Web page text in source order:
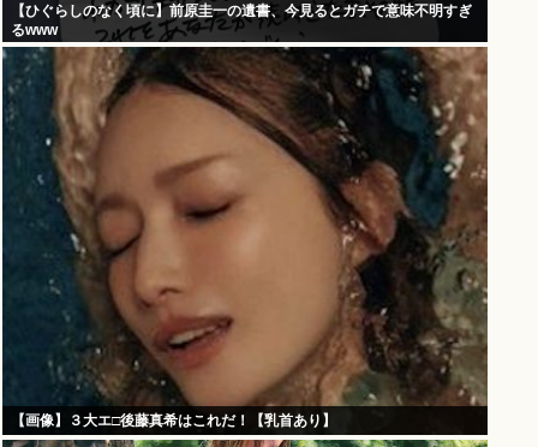
【ひぐらしのなく頃に】前原圭一の遺書、今見るとガチで意味不明すぎ
るwww
【画像】３大エ□後藤真希はこれだ！【乳首あり】